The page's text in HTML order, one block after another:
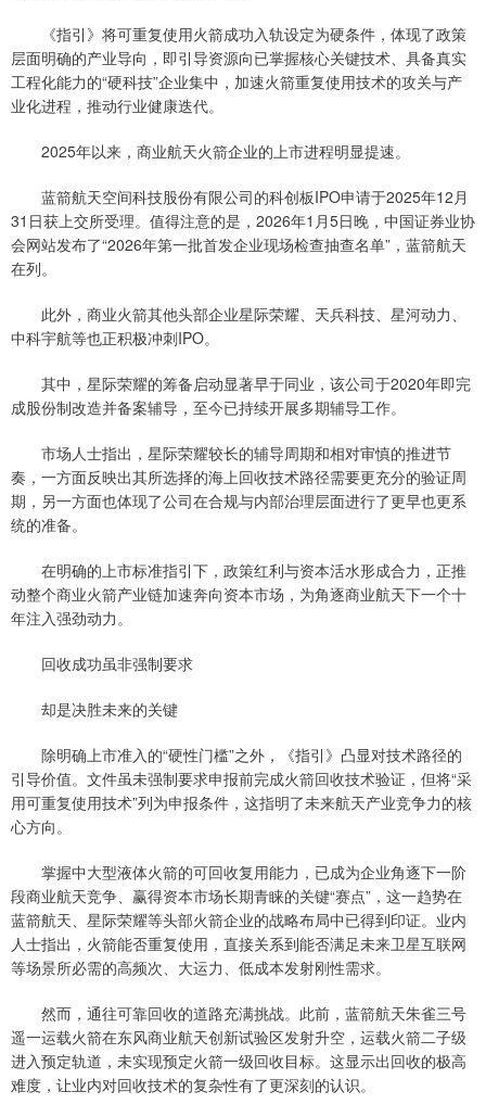
《指引》将可重复使用火箭成功入轨设定为硬条件，体现了政策
层面明确的产业导向，即引导资源向已掌握核心关键技术、具备真实
工程化能力的“硬科技”企业集中，加速火箭重复使用技术的攻关与产
业化进程，推动行业健康迭代。
2025年以来，商业航天火箭企业的上市进程明显提速。
蓝箭航天空间科技股份有限公司的科创板IPO申请于2025年12月
31日获上交所受理。值得注意的是，2026年1月5日晚，中国证券业协
会网站发布了“2026年第一批首发企业现场检查抽查名单”，蓝箭航天
在列。
此外，商业火箭其他头部企业星际荣耀、天兵科技、星河动力、
中科宇航等也正积极冲刺IPO。
其中，星际荣耀的筹备启动显著早于同业，该公司于2020年即完
成股份制改造并备案辅导，至今已持续开展多期辅导工作。
市场人士指出，星际荣耀较长的辅导周期和相对审慎的推进节
奏，一方面反映出其所选择的海上回收技术路径需要更充分的验证周
期，另一方面也体现了公司在合规与内部治理层面进行了更早也更系
统的准备。
在明确的上市标准指引下，政策红利与资本活水形成合力，正推
动整个商业火箭产业链加速奔向资本市场，为角逐商业航天下一个十
年注入强劲动力。
回收成功虽非强制要求
却是决胜未来的关键
除明确上市准入的“硬性门槛”之外，《指引》凸显对技术路径的
引导价值。文件虽未强制要求申报前完成火箭回收技术验证，但将“采
用可重复使用技术”列为申报条件，这指明了未来航天产业竞争力的核
心方向。
掌握中大型液体火箭的可回收复用能力，已成为企业角逐下一阶
段商业航天竞争、赢得资本市场长期青睐的关键“赛点”，这一趋势在
蓝箭航天、星际荣耀等头部火箭企业的战略布局中已得到印证。业内
人士指出，火箭能否重复使用，直接关系到能否满足未来卫星互联网
等场景所必需的高频次、大运力、低成本发射刚性需求。
然而，通往可靠回收的道路充满挑战。此前，蓝箭航天朱雀三号
遥一运载火箭在东风商业航天创新试验区发射升空，运载火箭二子级
进入预定轨道，未实现预定火箭一级回收目标。这显示出回收的极高
难度，让业内对回收技术的复杂性有了更深刻的认识。